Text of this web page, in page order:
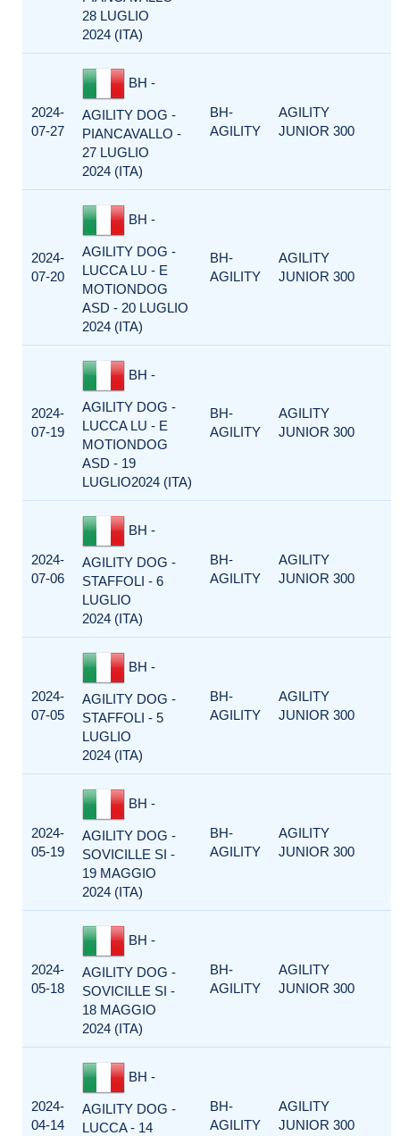
28 LUGLIO
2024 (ITA)
2024-
07-27
BH -
AGILITY DOG -
PIANCAVALLO -
27 LUGLIO
2024 (ITA)
BH-
AGILITY
AGILITY
JUNIOR 300
2024-
07-20
BH -
AGILITY DOG -
LUCCA LU - E
MOTIONDOG
ASD - 20 LUGLIO
2024 (ITA)
BH-
AGILITY
AGILITY
JUNIOR 300
2024-
07-19
BH -
AGILITY DOG -
LUCCA LU - E
MOTIONDOG
ASD - 19
LUGLIO2024 (ITA)
BH-
AGILITY
AGILITY
JUNIOR 300
2024-
07-06
BH -
AGILITY DOG -
STAFFOLI - 6
LUGLIO
2024 (ITA)
BH-
AGILITY
AGILITY
JUNIOR 300
2024-
07-05
BH -
AGILITY DOG -
STAFFOLI - 5
LUGLIO
2024 (ITA)
BH-
AGILITY
AGILITY
JUNIOR 300
2024-
05-19
BH -
AGILITY DOG -
SOVICILLE SI -
19 MAGGIO
2024 (ITA)
BH-
AGILITY
AGILITY
JUNIOR 300
2024-
05-18
BH -
AGILITY DOG -
SOVICILLE SI -
18 MAGGIO
2024 (ITA)
BH-
AGILITY
AGILITY
JUNIOR 300
2024-
04-14
BH -
AGILITY DOG -
LUCCA - 14
BH-
AGILITY
AGILITY
JUNIOR 300